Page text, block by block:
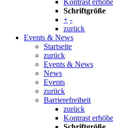
Kontrast
Schriftgröße
+ -
zurück
Events & News
Startseite
zurück
Events & News
News
Events
zurück
Barrierefreiheit
zurück
Kontrast